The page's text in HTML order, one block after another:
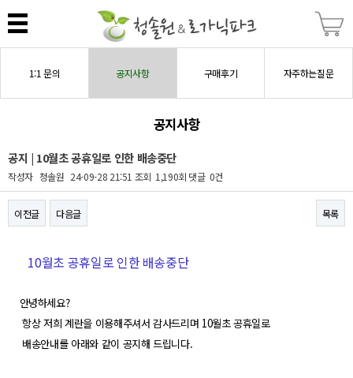
1:1 문의 공지사항 구매후기 자주하는질문
공지사항
공지 | 10월초 공휴일로 인한 배송중단
작성자 청솔원 24-09-28 21:51 조회 1,190회 댓글 0건
이전글 다음글 목록
10월초 공휴일로 인한 배송중단
안녕하세요?
항상 저희 계란을 이용해주셔서 감사드리며 10월초 공휴일로
배송안내를 아래와 같이 공지해 드립니다.